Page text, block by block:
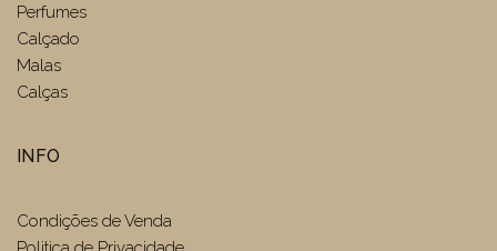
Perfumes
Calçado
Malas
Calças
INFO
Condições de Venda